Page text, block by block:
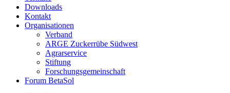
Downloads
Kontakt
Organisationen
Verband
ARGE Zuckerrübe Südwest
Agrarservice
Stiftung
Forschungsgemeinschaft
Forum BetaSol